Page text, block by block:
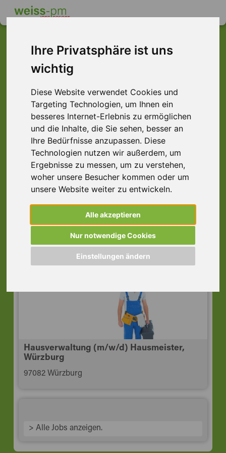
Ihre Privatsphäre ist uns
wichtig
Diese Website verwendet Cookies und
Targeting Technologien, um Ihnen ein
besseres Internet-Erlebnis zu ermöglichen
und die Inhalte, die Sie sehen, besser an
Ihre Bedürfnisse anzupassen. Diese
Technologien nutzen wir außerdem, um
Ergebnisse zu messen, um zu verstehen,
woher unsere Besucher kommen oder um
unsere Website weiter zu entwickeln.
Alle akzeptieren
Nur notwendige Cookies
Einstellungen ändern
Dieser Job ist leider
nicht mehr verfügbar ...
... aber vielleicht ist hier etwas dabei:
Technischer Kundenbetreuer (m/w/d),
Raum Würzburg
97450 Arnstein Unterfr
Hausverwaltung (m/w/d) Hausmeister,
Würzburg
97082 Würzburg
> Alle Jobs anzeigen.